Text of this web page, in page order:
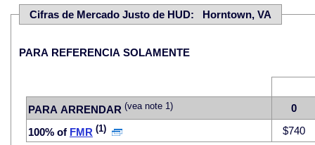
Cifras de Mercado Justo de HUD: Horntown, VA
PARA REFERENCIA SOLAMENTE
PARA ARRENDAR (vea note 1)
0
100% of FMR (1) $740